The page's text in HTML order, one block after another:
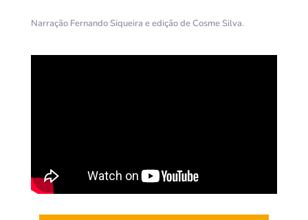
Narração Fernando Siqueira e edição de Cosme Silva.